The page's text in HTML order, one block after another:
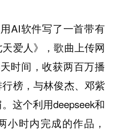
AI软件写了一首带有
爱人》，歌曲上传网
时间，收获两百万播
榜，与林俊杰、邓紫
这个利用deepseek和
小时内完成的作品，